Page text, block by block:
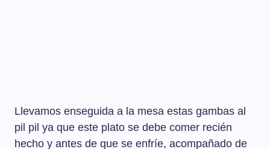
Llevamos enseguida a la mesa estas gambas al
pil pil ya que este plato se debe comer recién
hecho y antes de que se enfríe, acompañado de